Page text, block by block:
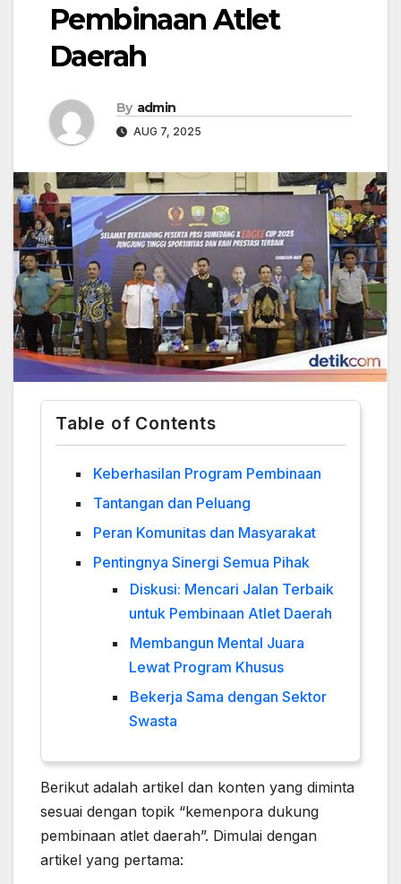
Pembinaan Atlet
Daerah
By admin
AUG 7, 2025
Table of Contents
Keberhasilan Program Pembinaan
Tantangan dan Peluang
Peran Komunitas dan Masyarakat
Pentingnya Sinergi Semua Pihak
Diskusi: Mencari Jalan Terbaik
untuk Pembinaan Atlet Daerah
Membangun Mental Juara
Lewat Program Khusus
Bekerja Sama dengan Sektor
Swasta
Berikut adalah artikel dan konten yang diminta
sesuai dengan topik “kemenpora dukung
pembinaan atlet daerah”. Dimulai dengan
artikel yang pertama: